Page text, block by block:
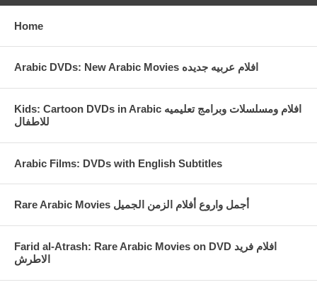
Home
Arabic DVDs: New Arabic Movies افلام عربيه جديده
Kids: Cartoon DVDs in Arabic افلام ومسلسلات وبرامج تعليميه
للاطفال
Arabic Films: DVDs with English Subtitles
Rare Arabic Movies أجمل واروع أفلام الزمن الجميل
Farid al-Atrash: Rare Arabic Movies on DVD افلام فريد
الاطرش